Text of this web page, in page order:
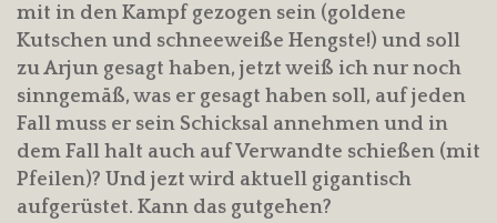
mit in den Kampf gezogen sein (goldene
Kutschen und schneeweiße Hengste!) und soll
zu Arjun gesagt haben, jetzt weiß ich nur noch
sinngemäß, was er gesagt haben soll, auf jeden
Fall muss er sein Schicksal annehmen und in
dem Fall halt auch auf Verwandte schießen (mit
Pfeilen)? Und jezt wird aktuell gigantisch
aufgerüstet. Kann das gutgehen?